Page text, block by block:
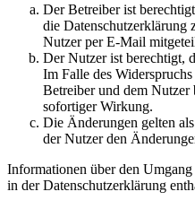
Der Betreiber ist
die Datenschutzerklärung
Nutzer per E-Mail
Der Nutzer ist berechtigt,
Im Falle des
Betreiber und dem Nutzer
sofortiger Wirkung.
Die Änderungen gelten
der Nutzer den
Informationen über den
in der Datenschutzerklärung